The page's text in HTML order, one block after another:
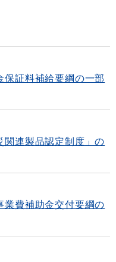
保証料補給要綱の一部
関連製品認定制度」の
業費補助金交付要綱の